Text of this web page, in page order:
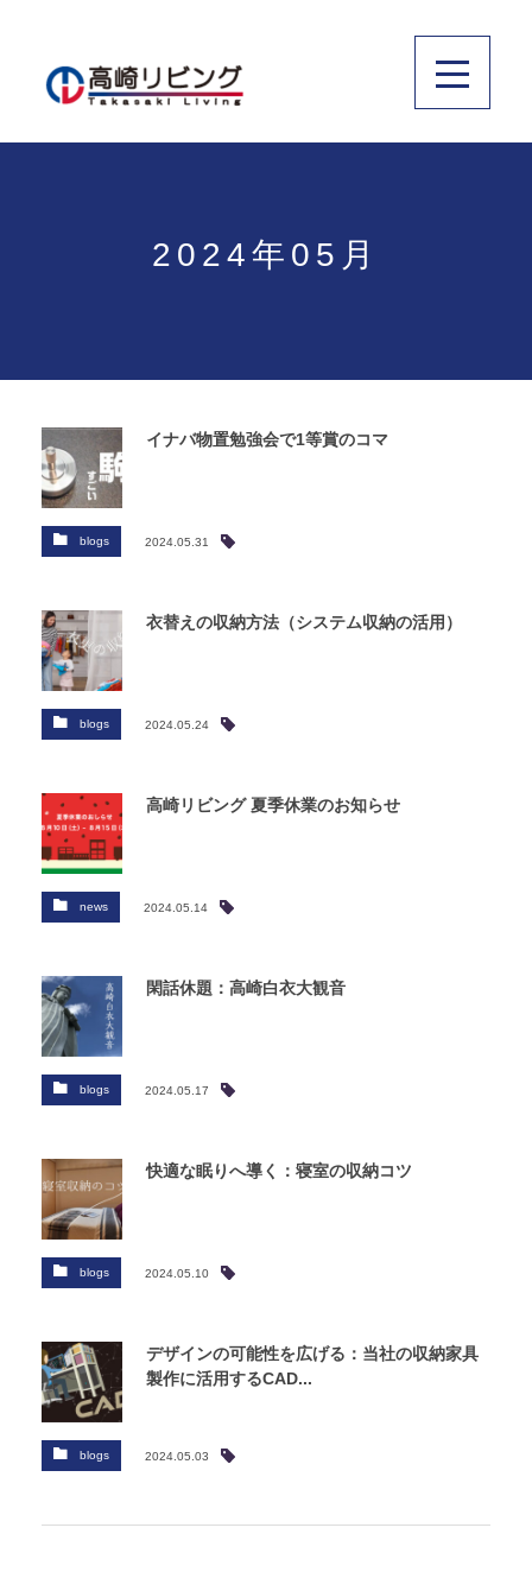
2024年05月
イナバ物置勉強会で1等賞のコマ
blogs 2024.05.31
衣替えの収納方法（システム収納の活用）
blogs 2024.05.24
高崎リビング 夏季休業のお知らせ
news 2024.05.14
閑話休題：高崎白衣大観音
blogs 2024.05.17
快適な眠りへ導く：寝室の収納コツ
blogs 2024.05.10
デザインの可能性を広げる：当社の収納家具
製作に活用するCAD...
blogs 2024.05.03